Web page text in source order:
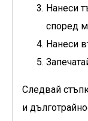
Нанеси
според
Нанеси
Следвай
и